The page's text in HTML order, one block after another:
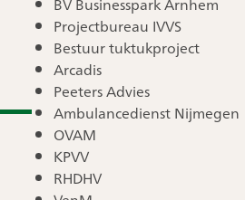
Projectbureau IVVS
Bestuur tuktukproject
Arcadis
Peeters Advies
Ambulancedienst Nijmegen
OVAM
KPVV
RHDHV